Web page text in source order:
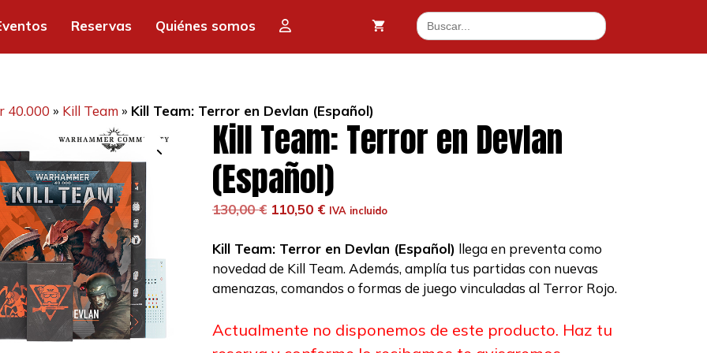
Reservas Quiénes somos Buscar:
40.000 » Kill Team » Kill Team: Terror en Devlan (Español)
Kill Team: Terror en Devlan
(Español)
130,00€ El
original
era:
130,00 €.
110,50 €El
actual
es:
110,50 €.
IVA incluido
Kill Team: Terror en Devlan (Español) llega en preventa como
novedad de Kill Team. Además, amplía tus partidas con nuevas
amenazas, comandos o formas de juego vinculadas al Terror Rojo.
Actualmente no disponemos de este producto. Haz tu